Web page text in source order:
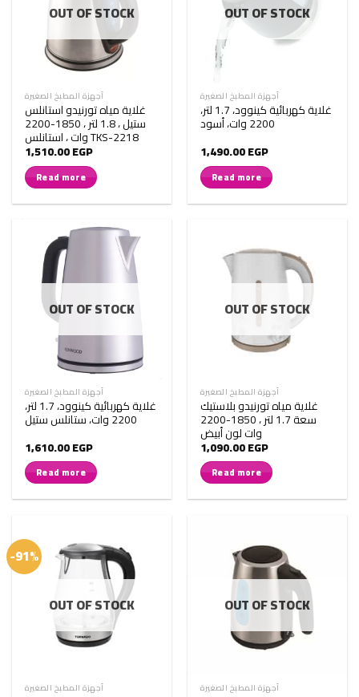
OUT OF STOCK
أجهزة المطبخ الصغيرة
غلاية مياه تورنيدو استانلس
ستيل ، 1.8 لتر ، 1850-2200
وات ، استانلس TKS-2218
1,510.00EGP
Read more
OUT OF STOCK
أجهزة المطبخ الصغيرة
غلاية كهربائية كينوود، 1.7 لتر،
2200 وات، أسود
1,490.00EGP
Read more
OUT OF STOCK
أجهزة المطبخ الصغيرة
غلاية كهربائية كينوود، 1.7 لتر،
2200 وات، ستانلس ستيل
1,610.00EGP
Read more
OUT OF STOCK
أجهزة المطبخ الصغيرة
غلاية مياه تورنيدو بلاستيك
سعة 1.7 لتر ، 1850-2200
وات لون أبيض
1,090.00EGP
Read more
-91%
OUT OF STOCK
أجهزة المطبخ الصغيرة
OUT OF STOCK
أجهزة المطبخ الصغيرة